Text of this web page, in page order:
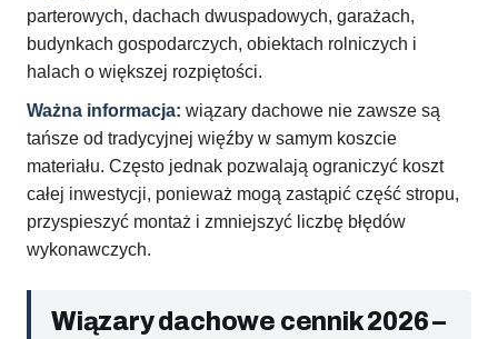
parterowych, dachach dwuspadowych, garażach,
budynkach gospodarczych, obiektach rolniczych i
halach o większej rozpiętości.
Ważna informacja: wiązary dachowe nie zawsze są
tańsze od tradycyjnej więźby w samym koszcie
materiału. Często jednak pozwalają ograniczyć koszt
całej inwestycji, ponieważ mogą zastąpić część stropu,
przyspieszyć montaż i zmniejszyć liczbę błędów
wykonawczych.
Wiązary dachowe cennik 2026 –